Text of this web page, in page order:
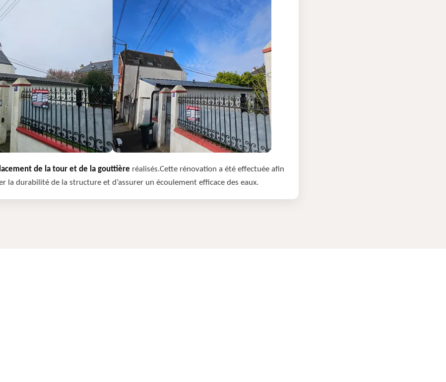
de la tour et de la gouttière réalisés.Cette rénovation a été effectuée afin
la durabilité de la structure et d’assurer un écoulement efficace des eaux.